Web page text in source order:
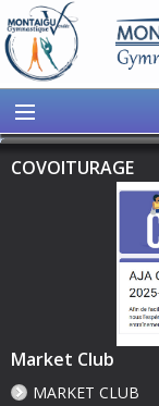
COVOITURAGE
Market Club
MARKET CLUB